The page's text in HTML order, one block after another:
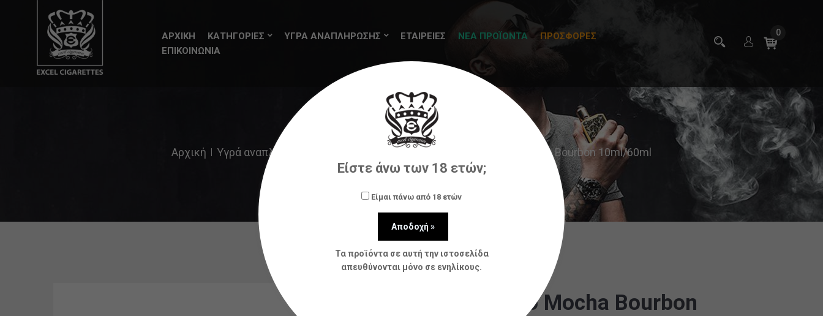
ΑΡΧΙΚΗ ΚΑΤΗΓΟΡΙΕΣ ΥΓΡΑ ΑΝΑΠΛΗΡΩΣΗΣ ΕΤΑΙΡΕΙΕΣ ΝΕΑ ΠΡΟΪΟΝΤΑ
ΠΡΟΣΦΟΡΕΣ
ΕΠΙΚΟΙΝΩΝΙΑ
0
Αρχική Υγρά αναπλήρωσης (flavorshots) Mr. Tobacco Mocha Bourbon 10ml/60ml
Mr. Tobacco Mocha Bourbon
Είστε άνω των 18 ετών;
Είμαι πάνω από 18 ετών
Τα προϊόντα σε αυτή την ιστοσελίδα
απευθύνονται μόνο σε ενηλίκους.